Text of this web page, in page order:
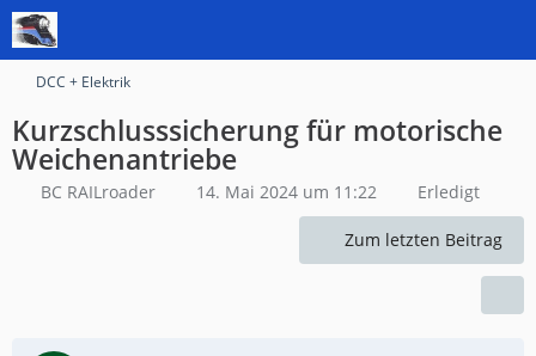
DCC + Elektrik
Kurzschlusssicherung für motorische
Weichenantriebe
BC RAILroader 14. Mai 2024 um 11:22 Erledigt
Zum letzten Beitrag